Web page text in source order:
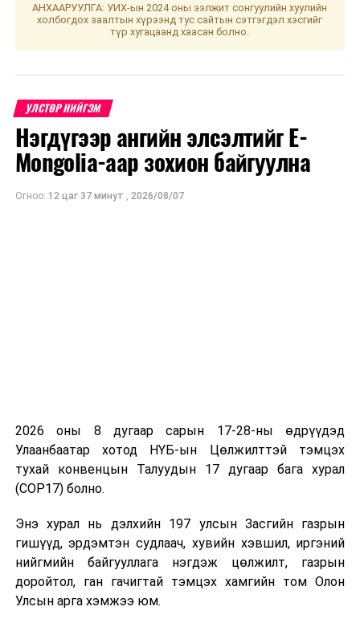
АНХААРУУЛГА: УИХ-ын 2024 оны ээлжит сонгуулийн хуулийн
холбогдох заалтын хүрээнд тус сайтын сэтгэгдэл хэсгийг
түр хугацаанд хаасан болно.
УЛСТӨР НИЙГЭМ
Нэгдүгээр ангийн элсэлтийг E-
Mongolia-аар зохион байгуулна
Огноо: 12 цаг 37 минут , 2026/08/07
2026 оны 8 дугаар сарын 17-28-ны өдрүүдэд
Улаанбаатар хотод НҮБ-ын Цөлжилттэй тэмцэх
тухай конвенцын Талуудын 17 дугаар бага хурал
(COP17) болно.
Энэ хурал нь дэлхийн 197 улсын Засгийн газрын
гишүүд, эрдэмтэн судлаач, хувийн хэвшил, иргэний
нийгмийн байгууллага нэгдэж цөлжилт, газрын
доройтол, ган гачигтай тэмцэх хамгийн том Олон
Улсын арга хэмжээ юм.